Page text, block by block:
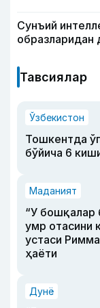
Сунъий
образларидан
Тавсиялар
Ўзбекистон
Тошкентда
бўйича 6
Маданият
“У бошқалар
умр отасини
устаси
ҳаёти
Дунё